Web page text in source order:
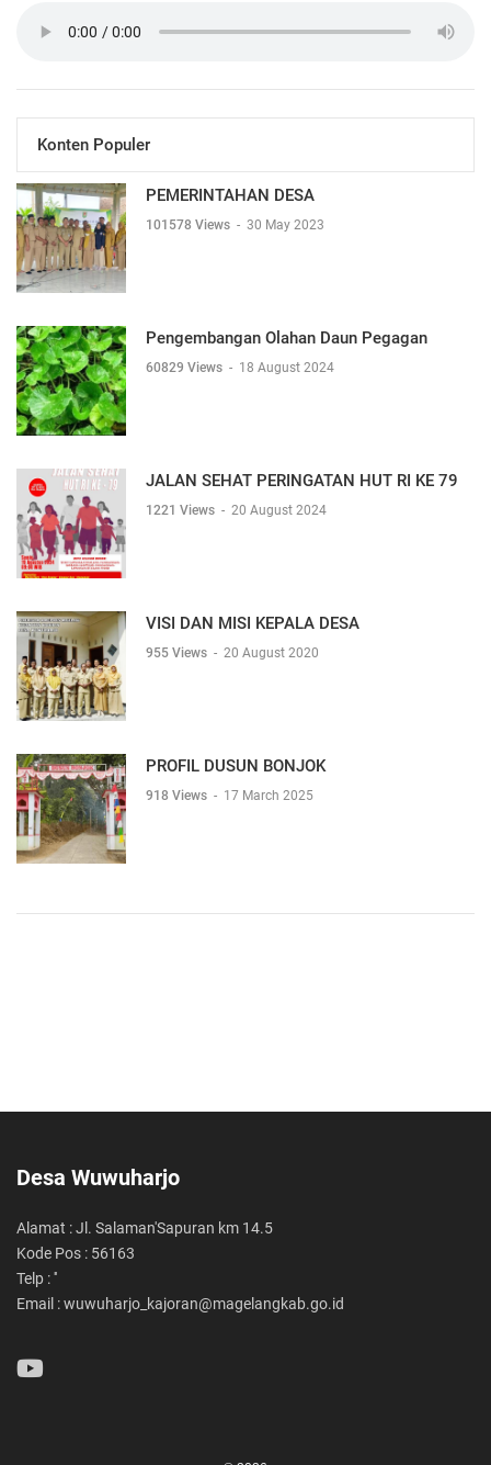
Konten Populer
PEMERINTAHAN DESA
101578 Views - 30 May 2023
Pengembangan Olahan Daun Pegagan
60829 Views - 18 August 2024
JALAN SEHAT PERINGATAN HUT RI KE 79
1221 Views - 20 August 2024
VISI DAN MISI KEPALA DESA
955 Views - 20 August 2020
PROFIL DUSUN BONJOK
918 Views - 17 March 2025
Desa Wuwuharjo
Alamat : Jl. Salaman'Sapuran km 14.5
Kode Pos : 56163
Telp : ''
Email : wuwuharjo_kajoran@magelangkab.go.id